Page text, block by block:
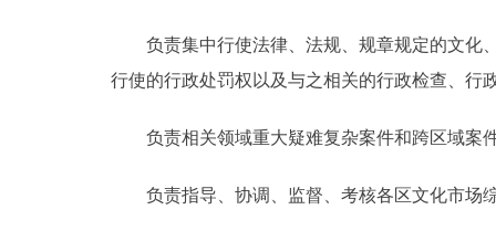
负责集中行使法律、法规、规章规定的文化、
行使的行政处罚权以及与之相关的行政检查、行
负责相关领域重大疑难复杂案件和跨区域案
负责指导、协调、监督、考核各区文化市场